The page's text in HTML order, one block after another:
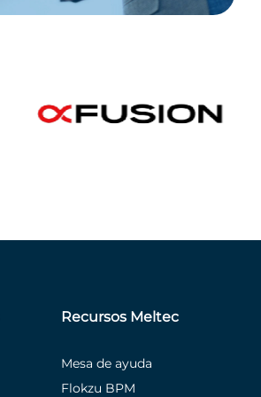
Recursos Meltec
Mesa de ayuda
Flokzu BPM